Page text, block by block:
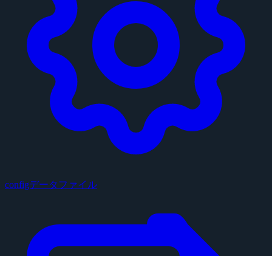
configデータファイル